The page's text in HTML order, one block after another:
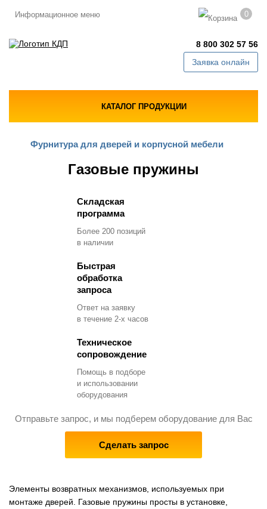
Информационное меню 0
8 800 302 57 56
Заявка онлайн
КАТАЛОГ ПРОДУКЦИИ
Фурнитура для дверей и корпусной мебели
Газовые пружины
Складская
программа
Более 200 позиций
в наличии
Быстрая
обработка
запроса
Ответ на заявку
в течение 2-х часов
Техническое
сопровождение
Помощь в подборе
и использовании
оборудования
Отправьте запрос, и мы подберем оборудование для Вас
Сделать запрос
Элементы возвратных механизмов, используемых при
монтаже дверей. Газовые пружины просты в установке,